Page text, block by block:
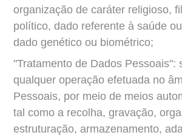
organização de caráter religioso,
político, dado referente à saúde
dado genético ou biométrico;
"Tratamento de Dados Pessoais":
qualquer operação efetuada no
Pessoais, por meio de meios
tal como a recolha, gravação,
estruturação, armazenamento,